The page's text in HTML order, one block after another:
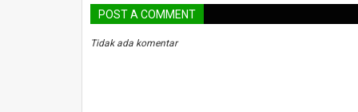
POST A COMMENT
Tidak ada komentar